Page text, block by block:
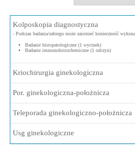
Kolposkopia diagnostyczna
- Podczas badania/zabiegu może zaistnieć konieczność
Badanie histopatologiczne (1 wycinek)
Badanie immunohistochemiczne (1 odczyn)
Kriochirurgia ginekologiczna
Por. ginekologiczna-położnicza
Teleporada ginekologiczno-położnicza
Usg ginekologiczne